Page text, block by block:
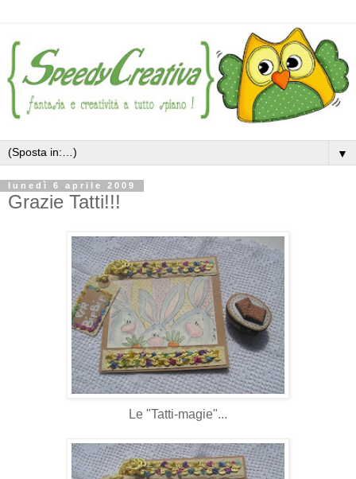
▼
lunedì 6 aprile 2009
Grazie Tatti!!!
Le "Tatti-magie"...